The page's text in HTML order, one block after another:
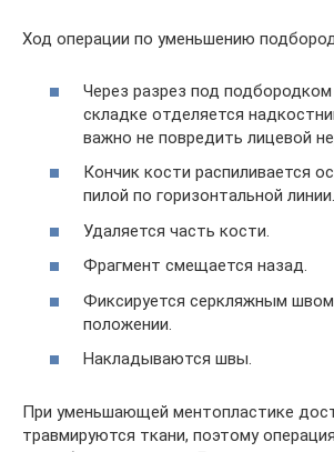
Ход операции по уменьшению
Через разрез под
складке отделяется
важно не повредить лицевой
Кончик кости распиливается
пилой по горизонтальной линии.
Удаляется часть кости.
Фрагмент смещается назад.
Фиксируется серкляжным
положении.
Накладываются швы.
При уменьшающей ментопластике
травмируются ткани, поэтому